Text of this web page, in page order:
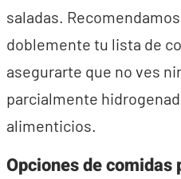
saladas.
doblemente tu lista de
asegurarte que no ves
parcialmente
alimenticios.
Opciones de